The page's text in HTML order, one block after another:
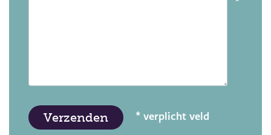
* verplicht veld